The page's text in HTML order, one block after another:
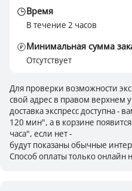
Время
В течение 2 часов
Минимальная сумма
Отсутствует
Для проверки возможности
свой адрес в правом верхнем
доставка экспресс доступна -
120 мин", а в корзине
часа", если нет -
будут показаны обычные
Способ оплаты только онлайн